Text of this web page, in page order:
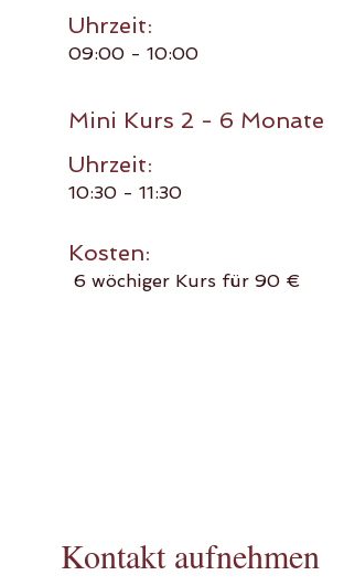
Uhrzeit:
09:00 - 10:00
Mini Kurs 2 - 6 Monate
Uhrzeit:
10:30 - 11:30
Kosten:
6 wöchiger Kurs für 90 €
Kontakt aufnehmen